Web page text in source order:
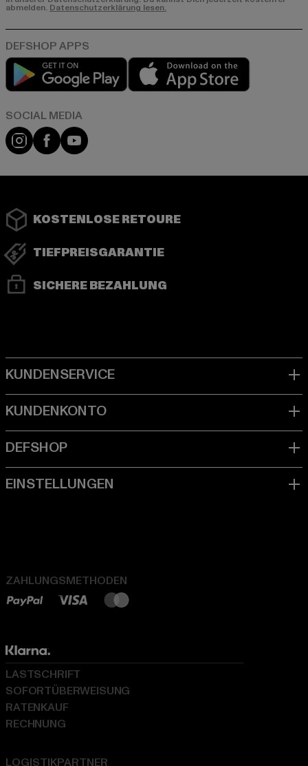
abmelden. Datenschutzerklärung lesen.
Play market
Instagram
FacebookYouTube
KOSTENLOSE RETOURE
TIEFPREISGARANTIE
SICHERE BEZAHLUNG
ZAHLUNGSMETHODEN
LOGISTIKPARTNER
LASTSCHRIFT
SOFORTÜBERWEISUNG
RATENKAUF
RECHNUNG